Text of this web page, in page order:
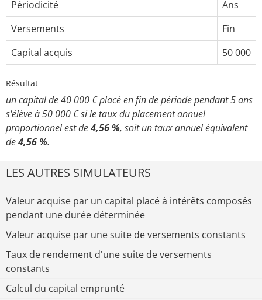
Périodicité
Ans
Versements
Fin
Capital acquis
50 000
Résultat
un capital de 40 000 € placé en fin de période pendant 5 ans
s'élève à 50 000 € si le taux du placement annuel
proportionnel est de4,56 %, soit un taux annuel équivalent
de4,56 %.
LES AUTRES SIMULATEURS
Valeur acquise par un capital placé à intérêts composés
pendant une durée déterminée
Valeur acquise par une suite de versements constants
Taux de rendement d'une suite de versements
constants
Calcul du capital emprunté